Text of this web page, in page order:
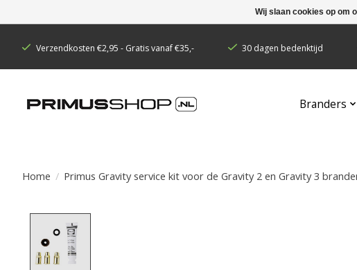
Verzendkosten €2,95 - Gratis vanaf €35,- 30 dagen bedenktijd
Branders
Home / Primus Gravity service kit voor de Gravity 2 en Gravity 3
Wij slaan cookies op om